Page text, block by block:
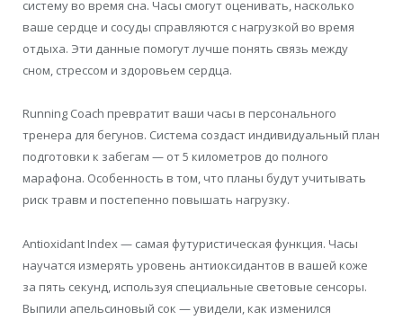
систему во время сна. Часы смогут оценивать, насколько
ваше сердце и сосуды справляются с нагрузкой во время
отдыха. Эти данные помогут лучше понять связь между
сном, стрессом и здоровьем сердца.
Running Coach превратит ваши часы в персонального
тренера для бегунов. Система создаст индивидуальный план
подготовки к забегам — от 5 километров до полного
марафона. Особенность в том, что планы будут учитывать
риск травм и постепенно повышать нагрузку.
Antioxidant Index — самая футуристическая функция. Часы
научатся измерять уровень антиоксидантов в вашей коже
за пять секунд, используя специальные световые сенсоры.
Выпили апельсиновый сок — увидели, как изменился